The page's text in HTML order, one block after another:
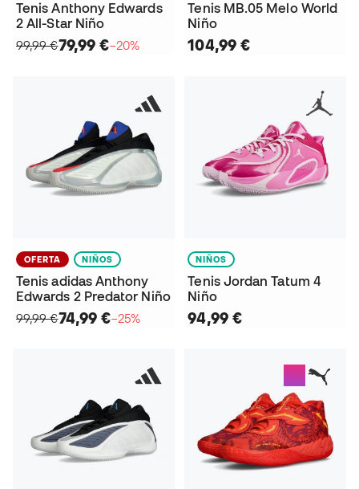
Tenis Anthony Edwards
2 All-Star Niño
99,99 €79,99 €−20%
Tenis MB.05 Melo World
Niño
104,99 €
OFERTA NIÑOS
Tenis adidas Anthony
Edwards 2 Predator Niño
99,99 €74,99 €−25%
NIÑOS
Tenis Jordan Tatum 4
Niño
94,99 €